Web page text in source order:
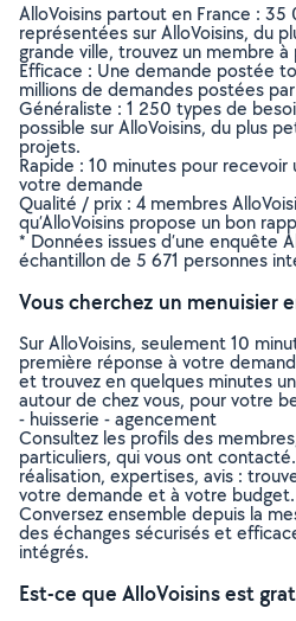
AlloVoisins partout en France :
représentées sur AlloVoisins, du
grande ville, trouvez un membre
Efficace : Une demande postée
millions de demandes postées
Généraliste : 1 250 types de
possible sur AlloVoisins, du plus
projets.
Rapide : 10 minutes pour
votre demande
Qualité / prix : 4 membres
qu’AlloVoisins propose un bon
* Données issues d’une enquête
échantillon de 5 671 personnes
Vous cherchez un menuisier
Sur AlloVoisins, seulement 10
première réponse à votre
et trouvez en quelques minutes
autour de chez vous, pour votre
- huisserie - agencement
Consultez les profils des
particuliers, qui vous ont
réalisation, expertises, avis :
votre demande et à votre budget.
Conversez ensemble depuis la
des échanges sécurisés et
intégrés.
Est-ce que AlloVoisins est